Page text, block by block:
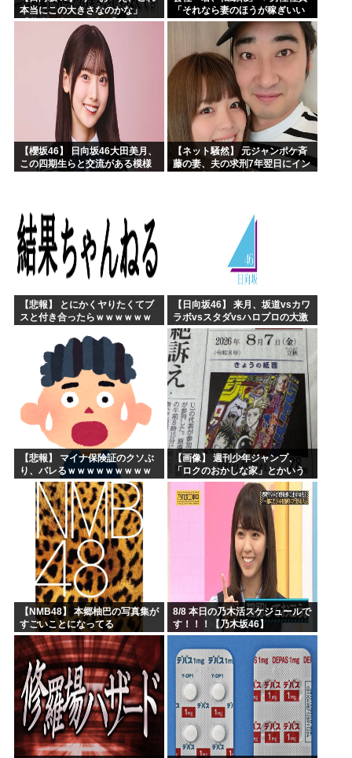
本当にこの大きさなのかな」
【藤嶌果歩 1st写真集】
「それなら妻のほうが稼ぎいい
んで辞めます」⇒ 結果・・・
【櫻坂46】 日向坂46大田美月、
この四期生らと交流がある模様
【ネット騒然】 元ジャンポケ斉
藤の妻、夫の求刑7年翌日にイン
【悲報】 とにかくヤりたくてブ
スと付き合ったらｗｗｗｗｗｗ
【日向坂46】 来月、坂道vsカワ
ラボvsスタダvsハロプロの大激
戦
【悲報】 マイナ保険証のクソぶ
り、バレるｗｗｗｗｗｗｗｗｗ
【画像】 週刊少年ジャンプ、
「ロクのおかしな家」とかいう
微妙な漫画を巻頭カラーにした
せいで100万部切る
【NMB48】 本郷柚巴の写真集が
すごいことになってる
8/8 本日の乃木活スケジュールで
す！！！【乃木坂46】